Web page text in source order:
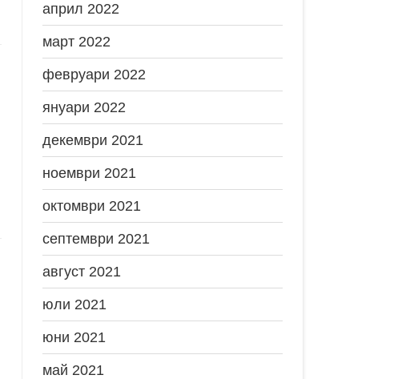
април 2022
март 2022
февруари 2022
януари 2022
декември 2021
ноември 2021
октомври 2021
септември 2021
август 2021
юли 2021
юни 2021
май 2021